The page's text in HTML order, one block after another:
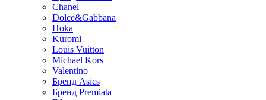
Chanel
Dolce&Gabbana
Hoka
Kuromi
Louis Vuitton
Michael Kors
Valentino
Бренд Asics
Бренд Premiata